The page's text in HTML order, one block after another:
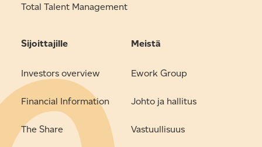
Total Talent Management
Sijoittajille
Investors overview
Financial Information
The Share
Meistä
Ework Group
Johto ja hallitus
Vastuullisuus